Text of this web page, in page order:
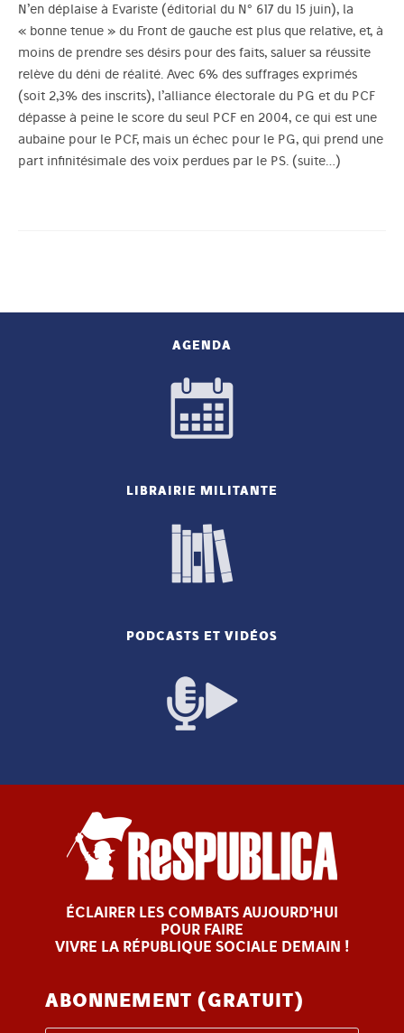
N’en déplaise à Evariste (éditorial du N° 617 du 15 juin), la
« bonne tenue » du Front de gauche est plus que relative, et, à
moins de prendre ses désirs pour des faits, saluer sa réussite
relève du déni de réalité. Avec 6% des suffrages exprimés
(soit 2,3% des inscrits), l’alliance électorale du PG et du PCF
dépasse à peine le score du seul PCF en 2004, ce qui est une
aubaine pour le PCF, mais un échec pour le PG, qui prend une
part infinitésimale des voix perdues par le PS. (suite…)
AGENDA
LIBRAIRIE MILITANTE
PODCASTS ET VIDÉOS
ÉCLAIRER LES COMBATS AUJOURD’HUI
POUR FAIRE
VIVRE LA RÉPUBLIQUE SOCIALE DEMAIN !
ABONNEMENT (GRATUIT)